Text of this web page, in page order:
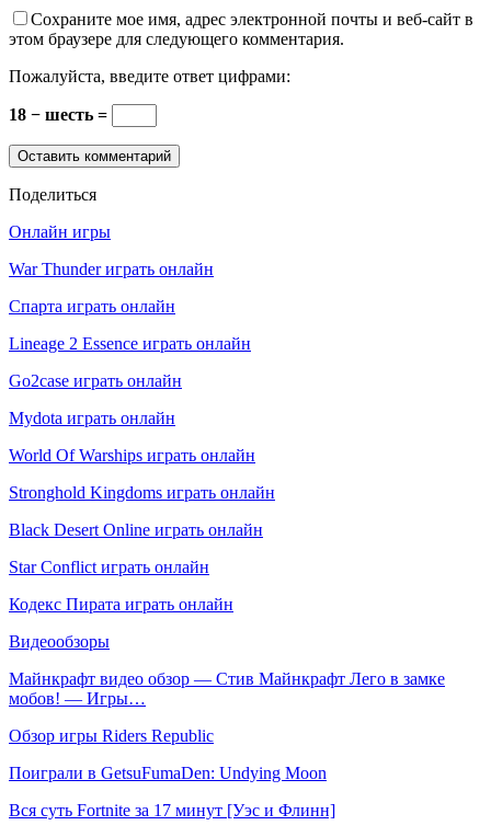
Сохраните мое имя, адрес электронной почты и веб-сайт в
этом браузере для следующего комментария.
Пожалуйста, введите ответ цифрами:
18 − шесть =
Поделиться
Онлайн игры
War Thunder играть онлайн
Спарта играть онлайн
Lineage 2 Essence играть онлайн
Go2case играть онлайн
Mydota играть онлайн
World Of Warships играть онлайн
Stronghold Kingdoms играть онлайн
Black Desert Online играть онлайн
Star Conflict играть онлайн
Кодекс Пирата играть онлайн
Видеообзоры
Майнкрафт видео обзор — Стив Майнкрафт Лего в замке
мобов! — Игры…
Обзор игры Riders Republic
Поиграли в GetsuFumaDen: Undying Moon
Вся суть Fortnite за 17 минут [Уэс и Флинн]